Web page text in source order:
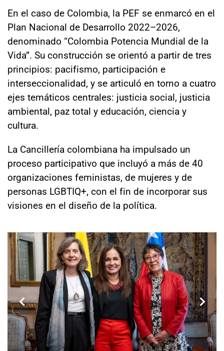
En el caso de Colombia, la PEF se enmarcó en el
Plan Nacional de Desarrollo 2022–2026,
denominado “Colombia Potencia Mundial de la
Vida”. Su construcción se orientó a partir de tres
principios: pacifismo, participación e
interseccionalidad, y se articuló en torno a cuatro
ejes temáticos centrales: justicia social, justicia
ambiental, paz total y educación, ciencia y
cultura.
La Cancillería colombiana ha impulsado un
proceso participativo que incluyó a más de 40
organizaciones feministas, de mujeres y de
personas LGBTIQ+, con el fin de incorporar sus
visiones en el diseño de la política.